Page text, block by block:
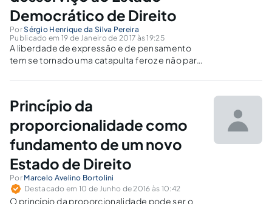
Democrático de Direito
PorSérgio Henrique da Silva Pereira
Publicado em 19 de Janeiro de 2017 às 19:25
A liberdade de expressão e de pensamento
tem se tornado uma catapulta feroz e não para
democracia brasileira
Princípio da
proporcionalidade como
fundamento de um novo
Estado de Direito
Por Marcelo Avelino Bortolini
Destacado em 10 de Junho de 2016 às 10:42
O princípio da proporcionalidade pode ser o